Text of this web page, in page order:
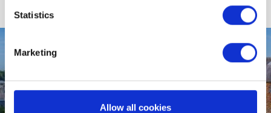
Statistics
Marketing
Allow all cookies